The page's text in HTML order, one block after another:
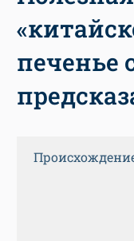
печенье